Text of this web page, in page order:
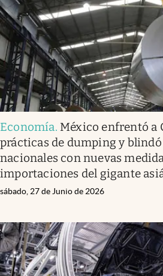
Clima
Espiritualidad
Mediakit
abre en nueva pestaña
México
Economía. México enfrentó a
prácticas de dumping y
nacionales con nuevas
importaciones del gigante
sábado, 27 de Junio de 2026